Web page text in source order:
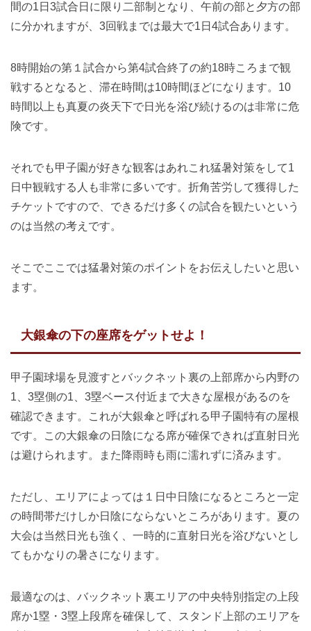
間の1日3試合日に限り二部制となり、午前の部と夕方の部
に分かれますが、3回戦までは最大で1日4試合あります。
8時開始の第１試合から第4試合終了の約18時ころまで観
戦するとなると、滞在時間は10時間ほどになります。10
時間以上も真夏の炎天下で日光を浴び続けるのは非常に危
険です。
それでも甲子園が好きな観客はあれこれ猛暑対策をして1
日中観戦する人も非常に多いです。折角苦労して獲得した
チケットですので、できるだけ多くの試合を観たいという
のは当然の考えです。
そこでここでは猛暑対策のポイントをお伝えしたいと思い
ます。
大銀傘の下の座席をゲットせよ！
甲子園球場を見渡すとバックネット裏の上部席から内野の
1、3塁側の1、3塁ベース付近まで大きな屋根があるのを
確認できます。これが大銀傘と呼ばれる甲子園特有の屋根
です。この大銀傘の日陰になる席が確保できれば直射日光
は避けられます。また降雨時も雨に濡れずに済みます。
ただし、エリアによっては１日中日陰になるところと一定
の時間帯だけしか日陰にならないところがあります。夏の
大会は当然日光も強く、一時的に直射日光を浴びないとし
てもかなりの暑さになります。
最適なのは、バックネット裏エリアの中央特別指定の上段
席か1塁・3塁上段席を確保して、スタンド上部のエリアを